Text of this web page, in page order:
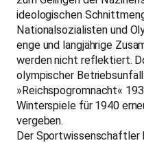
ideologischen
Nationalsozialisten und
enge und langjährige
werden nicht reflektiert.
olympischer
»Reichspogromnacht«
Winterspiele für 1940
vergeben.
Der Sportwissenschaftler